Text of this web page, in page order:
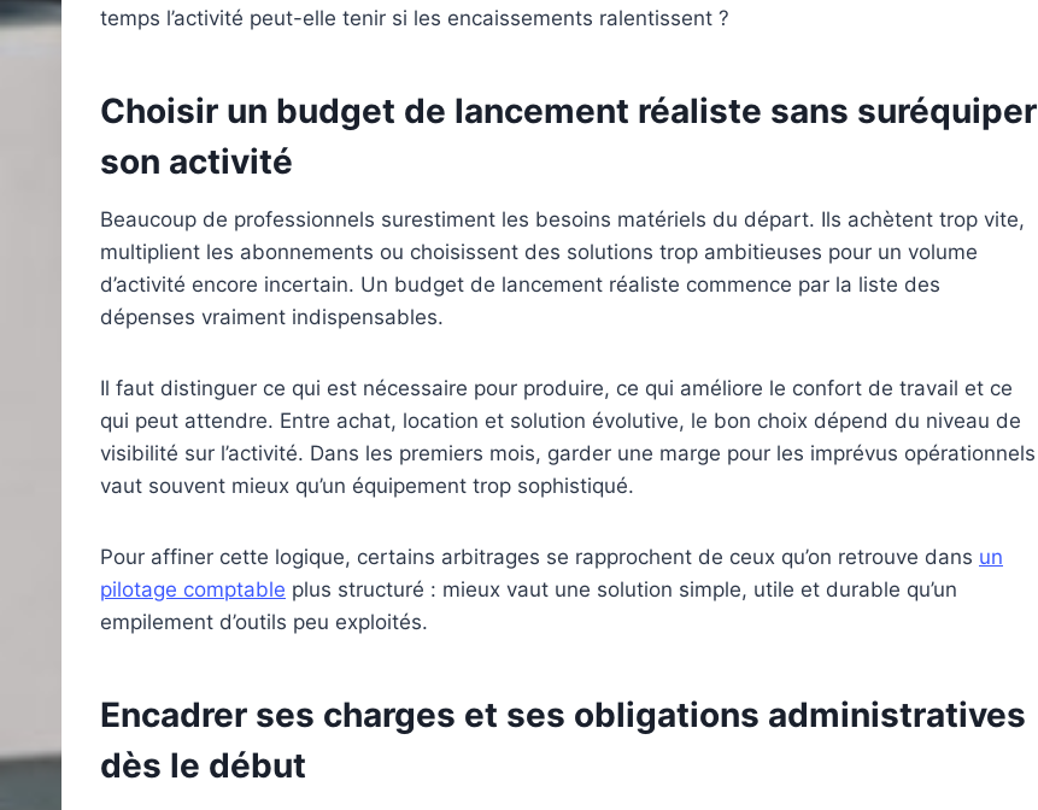
temps l’activité peut-elle tenir si les encaissements ralentissent ?
Choisir un budget de lancement réaliste sans suréquiper
son activité
Beaucoup de professionnels surestiment les besoins matériels du départ. Ils achètent trop vite,
multiplient les abonnements ou choisissent des solutions trop ambitieuses pour un volume
d’activité encore incertain. Un budget de lancement réaliste commence par la liste des
dépenses vraiment indispensables.
Il faut distinguer ce qui est nécessaire pour produire, ce qui améliore le confort de travail et ce
qui peut attendre. Entre achat, location et solution évolutive, le bon choix dépend du niveau de
visibilité sur l’activité. Dans les premiers mois, garder une marge pour les imprévus opérationnels
vaut souvent mieux qu’un équipement trop sophistiqué.
Pour affiner cette logique, certains arbitrages se rapprochent de ceux qu’on retrouve dans un
pilotage comptable plus structuré : mieux vaut une solution simple, utile et durable qu’un
empilement d’outils peu exploités.
Encadrer ses charges et ses obligations administratives
dès le début